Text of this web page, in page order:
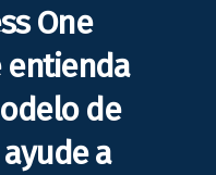
One
entienda
de
a